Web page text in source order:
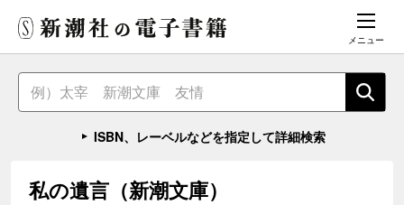
メニュー
ISBN、レーベルなどを指定して詳細検索
私の遺言（新潮文庫）